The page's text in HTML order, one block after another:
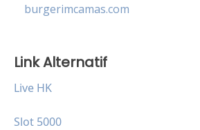
burgerimcamas.com
Link Alternatif
Live HK
Slot 5000